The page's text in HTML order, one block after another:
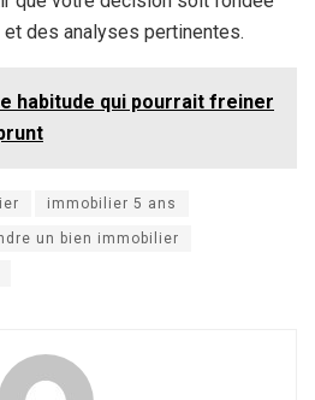
des analyses pertinentes.
habitude qui pourrait freiner
immobilier 5 ans
un bien immobilier